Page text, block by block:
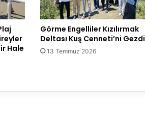
Hale
Görme Engelliler Kızılırmak
Deltası Kuş Cenneti’ni Gezdi
13 Temmuz 2026